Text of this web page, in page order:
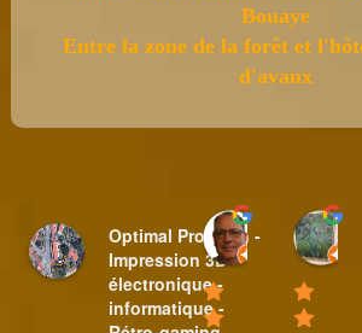
Bouaye
Entre la zone de la forêt et
d'avaux
Optimal Pro Tech -
Impression 3D -
électronique -
informatique -
Sylvain
18:44 31 Mar